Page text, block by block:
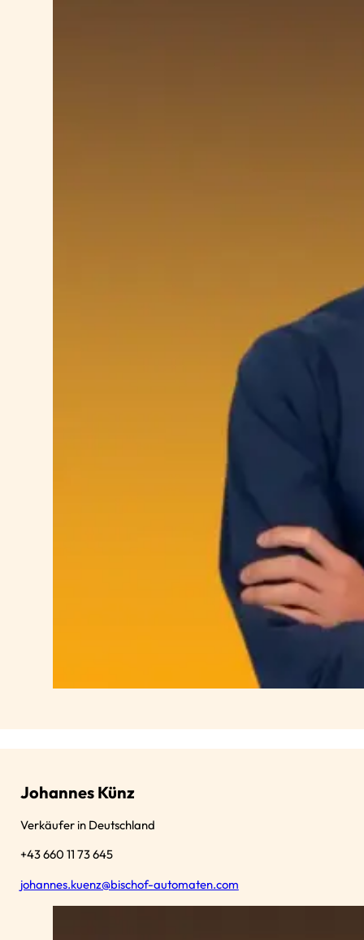
Johannes Künz
Verkäufer in Deutschland
+43 660 11 73 645
johannes.kuenz@bischof-automaten.com